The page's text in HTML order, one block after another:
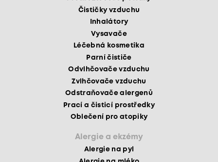
Čističky vzduchu
Inhalátory
Vysavače
Léčebná kosmetika
Parní čističe
Odvlhčovače vzduchu
Zvlhčovače vzduchu
Odstraňovače alergenů
Prací a čisticí prostředky
Oblečení pro atopiky
Alergie a ekzémy
Alergie na pyl